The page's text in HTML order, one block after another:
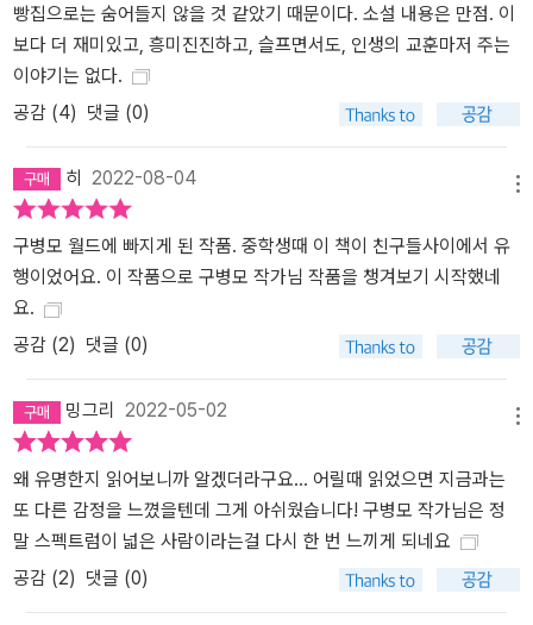
빵집으로는 숨어들지 않을 것 같았기 때문이다. 소설 내용은 만점. 이
보다 더 재미있고, 흥미진진하고, 슬프면서도, 인생의 교훈마저 주는
이야기는 없다.
공감 (4) 댓글 (0)
히 2022-08-04
구병모 월드에 빠지게 된 작품. 중학생때 이 책이 친구들사이에서 유
행이었어요. 이 작품으로 구병모 작가님 작품을 챙겨보기 시작했네
요.
공감 (2) 댓글 (0)
밍그리 2022-05-02
왜 유명한지 읽어보니까 알겠더라구요... 어릴때 읽었으면 지금과는
또 다른 감정을 느꼈을텐데 그게 아쉬웠습니다! 구병모 작가님은 정
말 스펙트럼이 넓은 사람이라는걸 다시 한 번 느끼게 되네요
공감 (2) 댓글 (0)